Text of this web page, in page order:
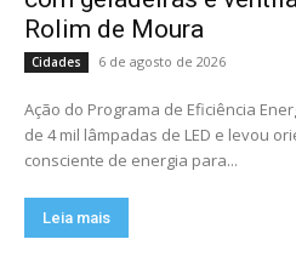
Rolim de Moura
Cidades 6 de agosto de 2026
Ação do Programa de Eficiência
de 4 mil lâmpadas de LED e levou
consciente de energia para...
Leia mais